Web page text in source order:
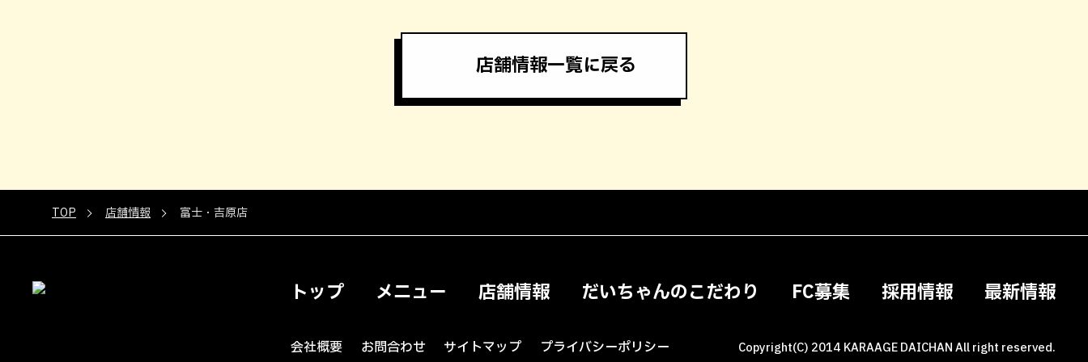
店舗情報一覧に戻る
TOP 店舗情報 富士・吉原店
トップ メニュー 店舗情報 だいちゃんのこだわり FC募集 採用情報 最新情報
会社概要 お問合わせ サイトマップ プライバシーポリシー Copyright(C) 2014 KARAAGE DAICHAN All right reserved.